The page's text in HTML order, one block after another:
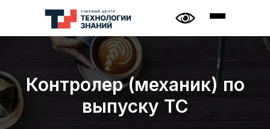
Контролер (механик) по
выпуску ТС